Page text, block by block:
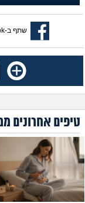
שתף ב-Facebook
טיפים אחרונים